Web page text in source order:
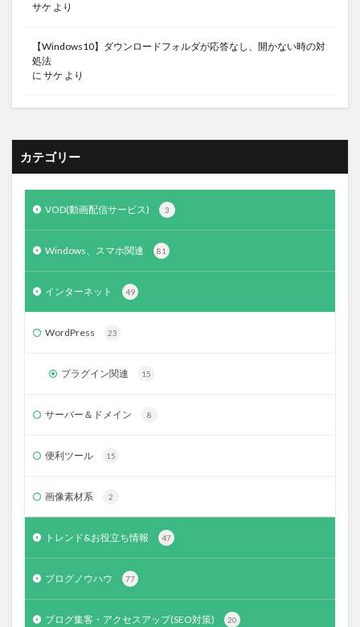
サケ より
【Windows10】ダウンロードフォルダが応答なし、開かない時の対
処法
に サケ より
カテゴリー
VOD(動画配信サービス) 3
Windows、スマホ関連 81
インターネット 49
WordPress 23
プラグイン関連 15
サーバー＆ドメイン 8
便利ツール 15
画像素材系 2
トレンド&お役立ち情報 47
ブログノウハウ 77
ブログ集客・アクセスアップ(SEO対策) 20